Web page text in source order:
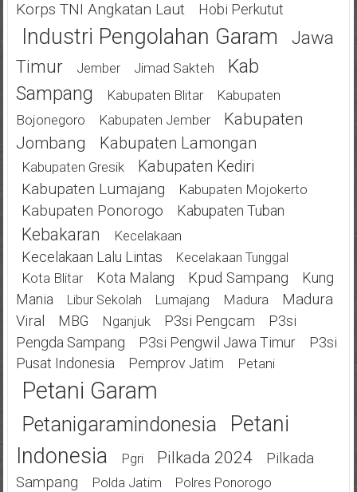
Korps TNI Angkatan Laut Hobi Perkutut
Industri Pengolahan Garam
Jawa
Timur
Jember Jimad Sakteh
Kab
Sampang
Kabupaten Blitar
Kabupaten
Bojonegoro
Kabupaten Jember
Kabupaten
Jombang
Kabupaten Lamongan
Kabupaten Gresik
Kabupaten Kediri
Kabupaten Lumajang
Kabupaten Mojokerto
Kabupaten Ponorogo Kabupaten Tuban
Kebakaran Kecelakaan
Kecelakaan Lalu Lintas Kecelakaan Tunggal
Kota Blitar Kota Malang Kpud Sampang
Kung
Mania
Libur Sekolah Lumajang Madura
Madura
Viral
MBG Nganjuk P3si Pengcam
P3si
Pengda Sampang
P3si Pengwil Jawa Timur
P3si
Pusat Indonesia
Pemprov Jatim Petani
Petani Garam
Petanigaramindonesia
Petani
Indonesia
Pgri Pilkada 2024
Pilkada
Sampang
Polda Jatim Polres Ponorogo